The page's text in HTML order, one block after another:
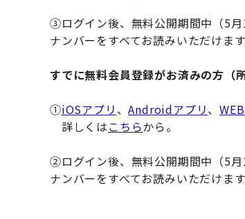
③ログイン後、無料公開期間中（5
ナンバーをすべてお読みいただけます
すでに無料会員登録がお済みの方（
①iOSアプリ 、Androidアプリ、
詳しくはこちらから。
②ログイン後、無料公開期間中（5
ナンバーをすべてお読みいただけます